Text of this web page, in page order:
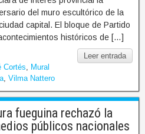
del muro escultórico de la
capital. El bloque de Partido
históricos de […]
Leer entrada
Cortés
Mural
Vilma Nattero
fueguina rechazó la
públicos nacionales